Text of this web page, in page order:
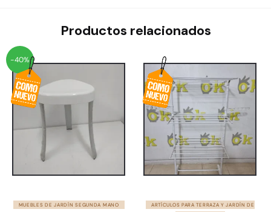
Productos relacionados
-40%
MUEBLES DE JARDÍN SEGUNDA MANO
ARTÍCULOS PARA TERRAZA Y JARDÍN DE